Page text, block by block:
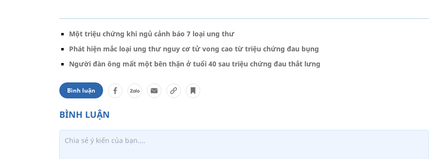
Một triệu chứng khi ngủ cảnh báo 7 loại ung thư
Phát hiện mắc loại ung thư nguy cơ tử vong cao từ triệu chứng đau bụng
Người đàn ông mất một bên thận ở tuổi 40 sau triệu chứng đau thắt lưng
Bình luận